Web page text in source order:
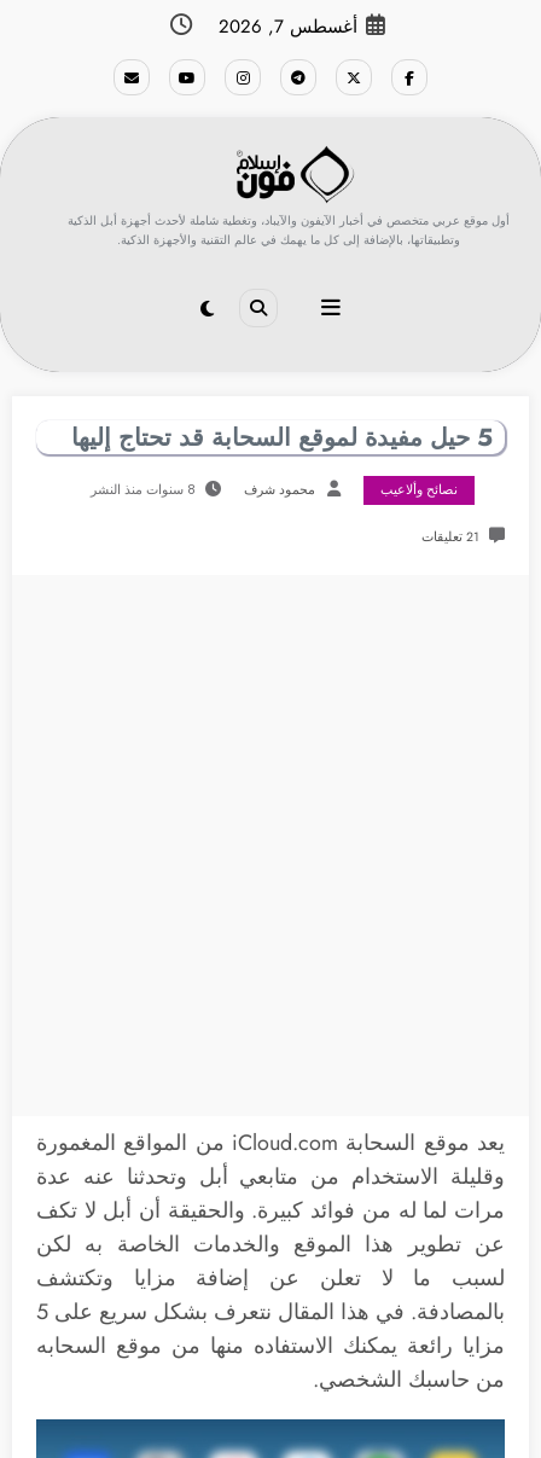
أغسطس 7, 2026
أول موقع عربي متخصص في أخبار الآيفون والآيباد، وتغطية شاملة لأحدث أجهزة أبل الذكية
وتطبيقاتها، بالإضافة إلى كل ما يهمك في عالم التقنية والأجهزة الذكية.
5 حيل مفيدة لموقع السحابة قد تحتاج إليها
نصائح وألاعيب محمود شرف 8 سنوات منذ النشر
21 تعليقات
يعد موقع السحابة iCloud.com من المواقع المغمورة
وقليلة الاستخدام من متابعي أبل وتحدثنا عنه عدة
مرات لما له من فوائد كبيرة. والحقيقة أن أبل لا تكف
عن تطوير هذا الموقع والخدمات الخاصة به لكن
لسبب ما لا تعلن عن إضافة مزايا وتكتشف
بالمصادفة. في هذا المقال نتعرف بشكل سريع على 5
مزايا رائعة يمكنك الاستفاده منها من موقع السحابه
من حاسبك الشخصي.